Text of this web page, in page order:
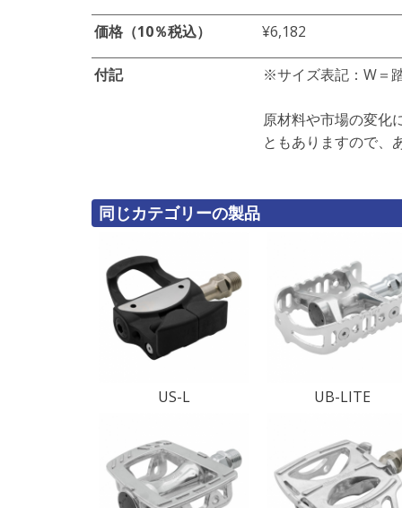
価格（10％税込） ¥6,182
付記 ※サイズ表記：W＝
原材料や市場の変化
ともありますので、
同じカテゴリーの製品
US-L UB-LITE